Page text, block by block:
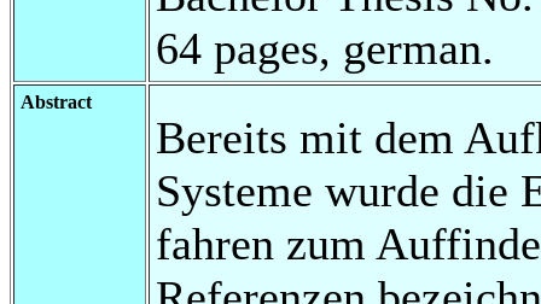
64 pages, german.
Abstract
Bereits mit dem
Systeme wurde die
fahren zum